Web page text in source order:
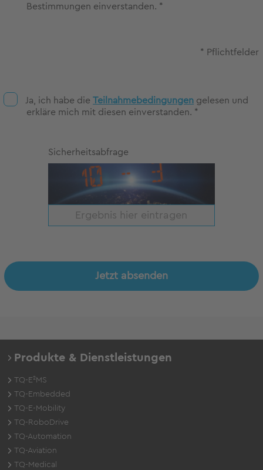
Bestimmungen einverstanden. *
* Pflichtfelder
Ja, ich habe dieTeilnahmebedingungen gelesen und
erkläre mich mit diesen einverstanden. *
Sicherheitsabfrage
Jetzt absenden
Produkte & Dienstleistungen
TQ-E²MS
TQ-Embedded
TQ-E-Mobility
TQ-RoboDrive
TQ-Automation
TQ-Aviation
TQ-Medical